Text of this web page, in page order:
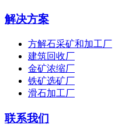
解决方案
方解石采矿和加工厂
建筑回收厂
金矿浓缩厂
铁矿选矿厂
滑石加工厂
联系我们